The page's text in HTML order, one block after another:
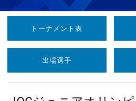
トーナメント表
出場選手